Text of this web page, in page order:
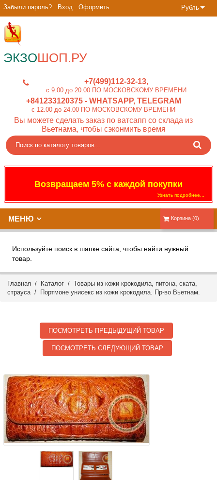
Рубль
Забыли пароль? Вход Оформить
ЭКЗОШОП.РУ
+7(499)112-32-13
c 9.00 до 20.00 ПО МОСКОВСКОМУ ВРЕМЕНИ
+841233120375- WHATSAPP, TELEGRAM
c 12.00 до 24.00 ПО МОСКОВСКОМУ ВРЕМЕНИ
Вы можете сделать заказ по ватсапп со склада из
Вьетнама, чтобы сэконмить время
Возвращаем 5% с каждой покупки
Узнать подробнее...
Корзина (0)
МЕНЮ
Используйте поиск в шапке сайта, чтобы найти нужный
товар.
Главная / Каталог / Товары из кожи крокодила, питона, ската,
страуса/ Портмоне унисекс из кожи крокодила. Пр-во Вьетнам.
ПОСМОТРЕТЬ ПРЕДЫДУЩИЙ ТОВАР
ПОСМОТРЕТЬ СЛЕДУЮЩИЙ ТОВАР